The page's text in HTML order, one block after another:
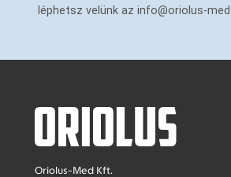
léphetsz velünk az info@oriolus-
Oriolus-Med Kft.